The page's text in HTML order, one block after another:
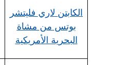
الكابتن لاري فليتشر
بوتس من مشاة
البحرية الأمريكية